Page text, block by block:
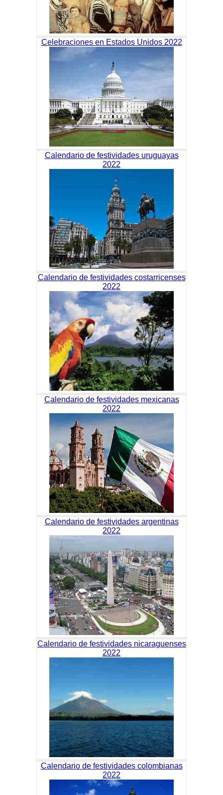
Celebraciones en Estados Unidos 2022
Calendario de festividades uruguayas
2022
Calendario de festividades costarricenses
2022
Calendario de festividades mexicanas
2022
Calendario de festividades argentinas
2022
Calendario de festividades nicaraguenses
2022
Calendario de festividades colombianas
2022